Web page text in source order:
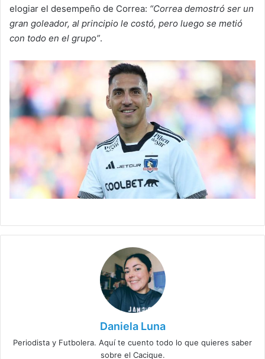
elogiar el desempeño de Correa: “Correa demostró ser un
gran goleador, al principio le costó, pero luego se metió
con todo en el grupo”.
Daniela Luna
Periodista y Futbolera. Aquí te cuento todo lo que quieres saber
sobre el Cacique.